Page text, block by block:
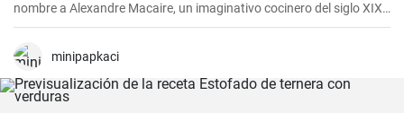
nombre a Alexandre Macaire, un imaginativo cocinero del siglo XIX.
Este plato de patatas de sabor exquisito es en realidad muy sencillo
cocinar con mi familia los fines de semana, cuando podemos
¡tendrás una sabrosa receta de guarnición en tu repertorio culinario
en un abrir y cerrar de ojos!
minipapkaci